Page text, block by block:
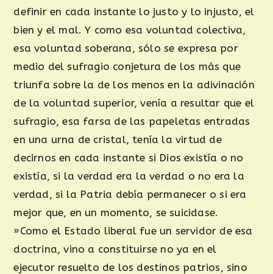
definir en cada instante lo justo y lo injusto, el
bien y el mal. Y como esa voluntad colectiva,
esa voluntad soberana, sólo se expresa por
medio del sufragio conjetura de los más que
triunfa sobre la de los menos en la adivinación
de la voluntad superior, venía a resultar que el
sufragio, esa farsa de las papeletas entradas
en una urna de cristal, tenía la virtud de
decirnos en cada instante si Dios existía o no
existía, si la verdad era la verdad o no era la
verdad, si la Patria debía permanecer o si era
mejor que, en un momento, se suicidase.
»Como el Estado liberal fue un servidor de esa
doctrina, vino a constituirse no ya en el
ejecutor resuelto de los destinos patrios, sino